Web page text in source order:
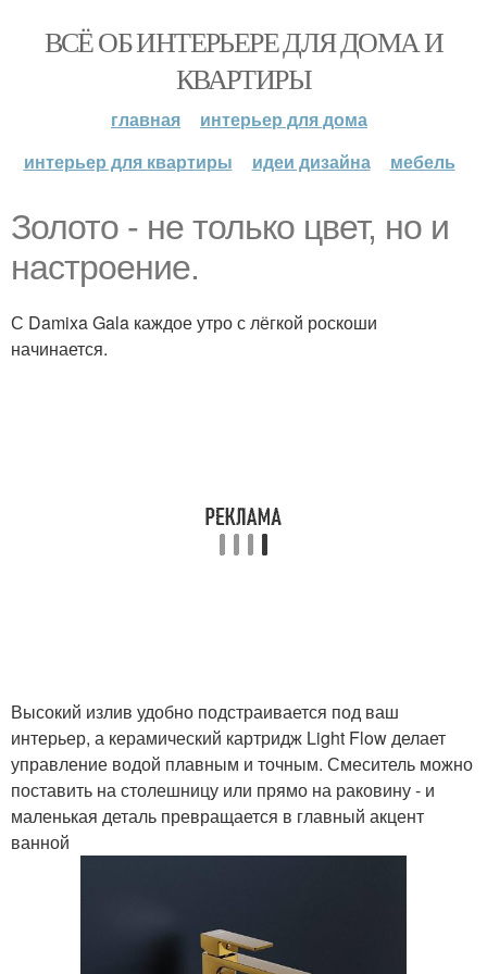
ВСЁ ОБ ИНТЕРЬЕРЕ ДЛЯ ДОМА И
КВАРТИРЫ
главная
интерьер для дома
интерьер для квартиры
идеи дизайна мебель
Золото - не только цвет, но и
настроение.
С Damixa Gala каждое утро с лёгкой роскоши
начинается.
Высокий излив удобно подстраивается под ваш
интерьер, а керамический картридж Light Flow делает
управление водой плавным и точным. Смеситель можно
поставить на столешницу или прямо на раковину - и
маленькая деталь превращается в главный акцент
ванной